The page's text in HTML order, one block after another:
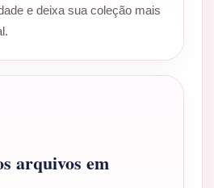
e deixa sua coleção mais
arquivos em